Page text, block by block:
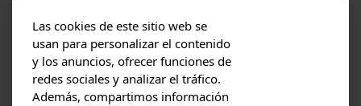
Multimedia
Blog
Fotos
Las cookies de este sitio web se
usan para personalizar el contenido
y los anuncios, ofrecer funciones de
redes sociales y analizar el tráfico.
Además, compartimos información